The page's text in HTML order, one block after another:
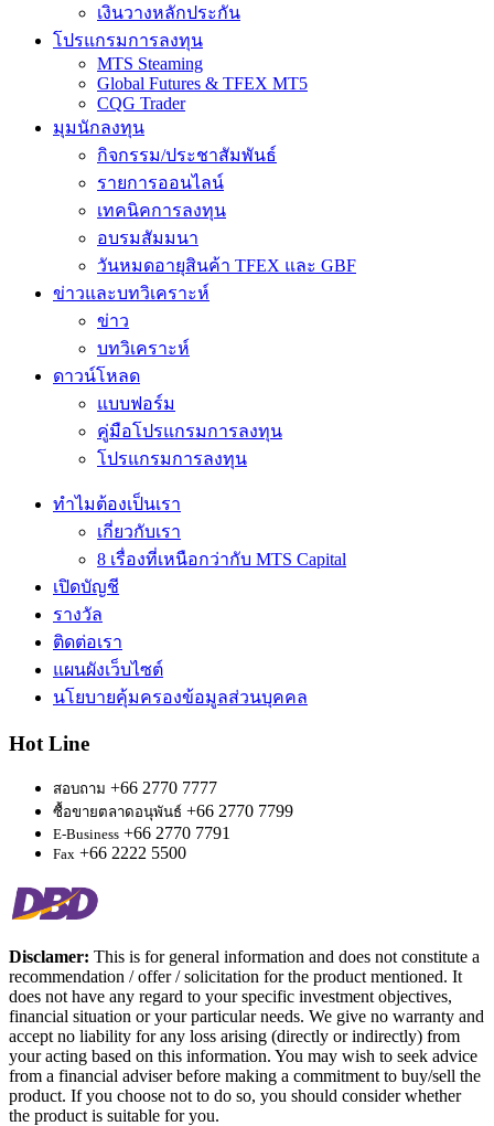
เงินวางหลักประกัน
โปรแกรมการลงทุน
MTS Steaming
Global Futures & TFEX MT5
CQG Trader
มุมนักลงทุน
กิจกรรม/ประชาสัมพันธ์
รายการออนไลน์
เทคนิคการลงทุน
อบรมสัมมนา
วันหมดอายุสินค้า TFEX และ GBF
ข่าวและบทวิเคราะห์
ข่าว
บทวิเคราะห์
ดาวน์โหลด
แบบฟอร์ม
คู่มือโปรแกรมการลงทุน
โปรแกรมการลงทุน
ทำไมต้องเป็นเรา
เกี่ยวกับเรา
8 เรื่องที่เหนือกว่ากับ MTS Capital
เปิดบัญชี
รางวัล
ติดต่อเรา
แผนผังเว็บไซต์
นโยบายคุ้มครองข้อมูลส่วนบุคคล
Hot Line
สอบถาม +66 2770 7777
ซื้อขายตลาดอนุพันธ์ +66 2770 7799
E-Business +66 2770 7791
Fax +66 2222 5500
Disclamer: This is for general information and does not constitute a
recommendation / offer / solicitation for the product mentioned. It
does not have any regard to your specific investment objectives,
financial situation or your particular needs. We give no warranty and
accept no liability for any loss arising (directly or indirectly) from
your acting based on this information. You may wish to seek advice
from a financial adviser before making a commitment to buy/sell the
product. If you choose not to do so, you should consider whether
the product is suitable for you.